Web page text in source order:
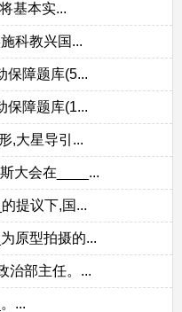
基本实...
科教兴国...
保障题库(5...
保障题库(1...
,大星导引...
大会在____...
提议下,国...
原型拍摄的...
治部主任。...
...